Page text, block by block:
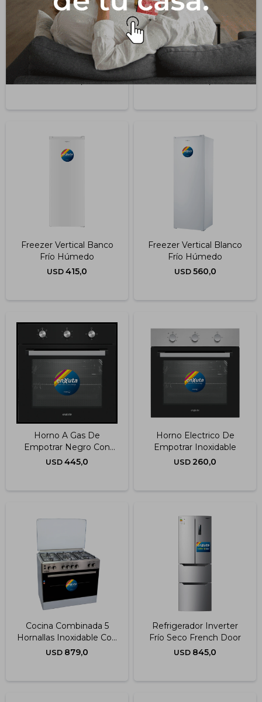
Cocina Electrica 4
Discos (cenx5548w)
USD 389,0
Cocina Supergas 4
Hornallas Blanca Con
Termocupla 60x60 Cm
USD 385,0
Freezer Vertical Banco
Frío Húmedo
USD 415,0
Freezer Vertical Blanco
Frío Húmedo
USD 560,0
Horno A Gas De
Empotrar Negro Con
Convección
USD 445,0
Horno Electrico De
Empotrar Inoxidable
USD 260,0
Cocina Combinada 5
Hornallas Inoxidable Con
Convección
USD 879,0
Refrigerador Inverter
Frío Seco French Door
USD 845,0